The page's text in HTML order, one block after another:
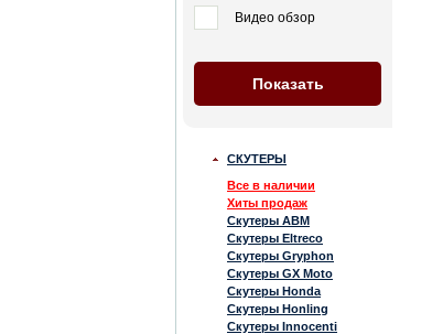
Видео обзор
СКУТЕРЫ
Все в наличии
Хиты продаж
Скутеры ABM
Скутеры Eltreco
Скутеры Gryphon
Скутеры GX Moto
Скутеры Honda
Скутеры Honling
Скутеры Innocenti